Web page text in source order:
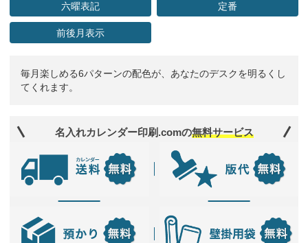
六曜表記 定番
前後月表示
毎月楽しめる6パターンの配色が、あなたのデスクを明るくし
てくれます。
名入れカレンダー印刷.comの無料サービス